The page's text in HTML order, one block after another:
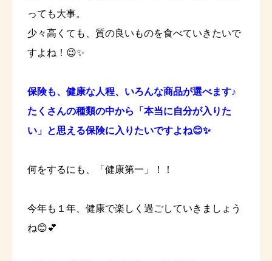
っても大事。
少々高くても、質の良いものを食べていきたいで
すよね！😉✨
保険も、健康な人程、いろんな商品が選べます♪
たくさんの種類の中から「本当に自分が入りた
い」と思える保険に入りたいですよね😊✨
何をするにも、「健康第一」！！
今年も１年、健康で楽しく過ごしていきましょう
ね😊💕